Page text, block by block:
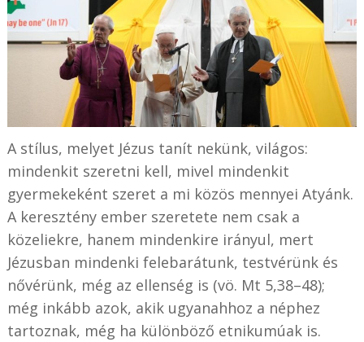
A stílus, melyet Jézus tanít nekünk, világos:
mindenkit szeretni kell, mivel mindenkit
gyermekeként szeret a mi közös mennyei Atyánk.
A keresztény ember szeretete nem csak a
közeliekre, hanem mindenkire irányul, mert
Jézusban mindenki felebarátunk, testvérünk és
nővérünk, még az ellenség is (vö. Mt 5,38–48);
még inkább azok, akik ugyanahhoz a néphez
tartoznak, még ha különböző etnikumúak is.